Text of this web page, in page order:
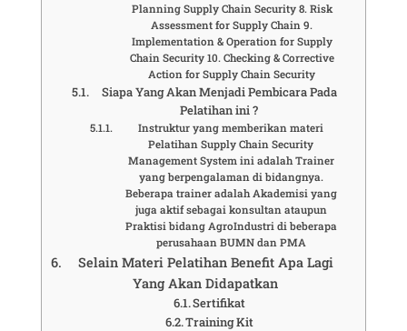
Planning Supply Chain Security 8. Risk
Assessment for Supply Chain 9.
Implementation & Operation for Supply
Chain Security 10. Checking & Corrective
Action for Supply Chain Security
Siapa Yang Akan Menjadi Pembicara Pada
Pelatihan ini ?
Instruktur yang memberikan materi
Pelatihan Supply Chain Security
Management System ini adalah Trainer
yang berpengalaman di bidangnya.
Beberapa trainer adalah Akademisi yang
juga aktif sebagai konsultan ataupun
Praktisi bidang AgroIndustri di beberapa
perusahaan BUMN dan PMA
Selain Materi Pelatihan Benefit Apa Lagi
Yang Akan Didapatkan
Sertifikat
Training Kit